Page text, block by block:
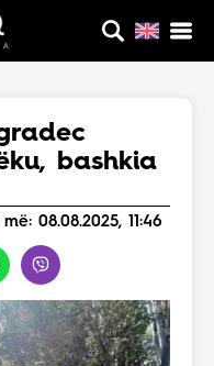
bashkia
08.08.2025, 11:46